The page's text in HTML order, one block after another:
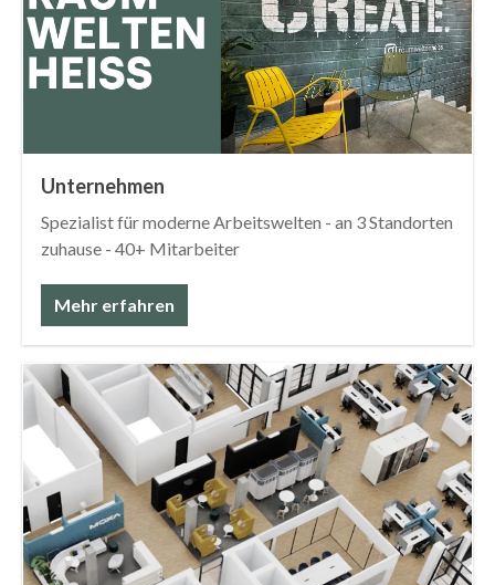
Unternehmen
Spezialist für moderne Arbeitswelten - an 3 Standorten
zuhause - 40+ Mitarbeiter
Mehr erfahren